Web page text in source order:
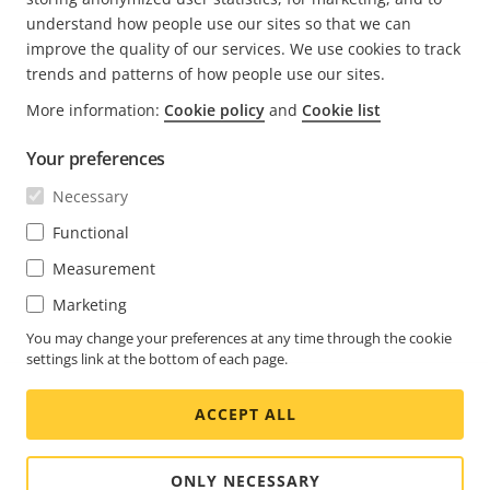
FOOTER
CONTACTO
Contacto
Experience Center
NOTICIAS E HISTORIAS
Historias de clientes
Life at Axis
Engineering at Axis
SUSCRÍBASE
Suscríbase al boletín
Suscríbase a los correos electrónicos de notificación
de seguridad de Axis
COLOMBIA / ESPAÑOL SALA DE PRENSA
Social
Media
Menu
Facebook
Linkedin
Youtube
X
(Twitter)
Instagram
understand how people use our sites so that we can
improve the quality of our services. We use cookies to track
trends and patterns of how people use our sites.
More information: Cookie policy and Cookie list
Your preferences
Necessary
Functional
Measurement
Marketing
You may change your preferences at any time through the cookie
settings link at the bottom of each page.
ACCEPT ALL
ONLY NECESSARY